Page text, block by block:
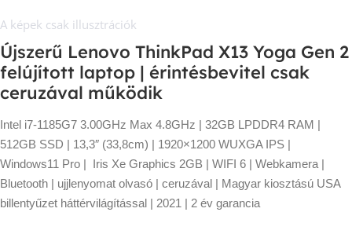
A képek csak illusztrációk
Újszerű Lenovo ThinkPad X13 Yoga Gen 2
felújított laptop | érintésbevitel csak
ceruzával működik
Intel i7-1185G7 3.00GHz Max 4.8GHz | 32GB LPDDR4 RAM |
512GB SSD | 13,3″ (33,8cm) | 1920×1200 WUXGA IPS |
Windows11 Pro | Iris Xe Graphics 2GB | WIFI 6 | Webkamera |
Bluetooth | ujjlenyomat olvasó | ceruzával | Magyar kiosztású USA
billentyűzet háttérvilágítással | 2021 | 2 év garancia